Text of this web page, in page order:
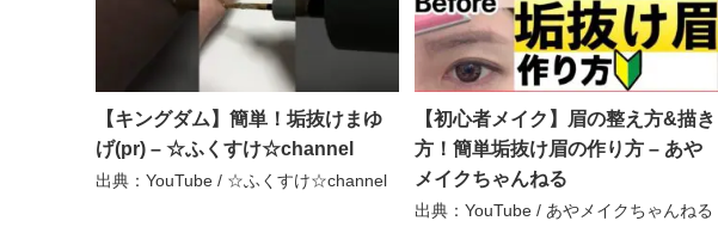
【キングダム】簡単！垢抜けまゆ
げ(pr) – ☆ふくすけ☆channel
出典：YouTube / ☆ふくすけ☆channel
【初心者メイク】眉の整え方&描き
方！簡単垢抜け眉の作り方 – あや
メイクちゃんねる
出典：YouTube / あやメイクちゃんねる